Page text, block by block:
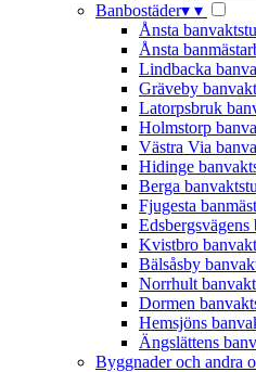
Banbostäder▾ ▾
Ånsta
Ånsta
Lindbacka
Gräveby
Latorpsbruk
Holmstorp
Västra Via
Hidinge
Berga
Fjugesta
Edsbergsvägens
Kvistbro
Bälsåsby
Norrhult
Dormen
Hemsjöns
Ängslättens
Byggnader och andra